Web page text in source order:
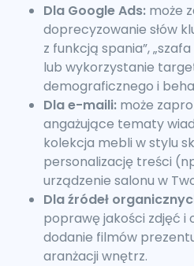
Dla Google Ads: może
doprecyzowanie słów
z funkcją spania”,
lub wykorzystanie
demograficznego i
Dla e-maili: może
angażujące tematy
kolekcja mebli w stylu
personalizację treści
urządzenie salonu w
Dla źródeł
poprawę jakości zdjęć i
dodanie filmów
aranżacji wnętrz.